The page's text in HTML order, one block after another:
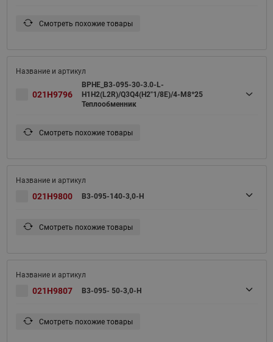
Смотреть похожие товары
021H9796
BPHE_B3-095-30-3.0-L-
H1H2(L2R)/Q3Q4(H2"1/8E)/4-M8*25
Теплообменник
Смотреть похожие товары
021H9800 B3-095-140-3,0-H
Смотреть похожие товары
021H9807 B3-095- 50-3,0-H
Смотреть похожие товары